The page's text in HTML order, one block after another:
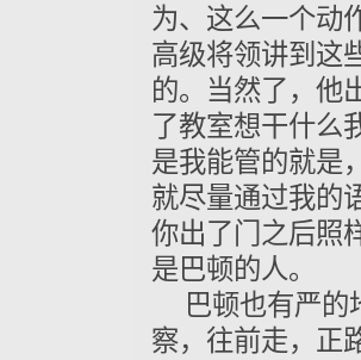
为、这么一个动
高级将领讲到这
的。当然了，他
了教室想干什么
是我能管的就是
就尽量通过我的
你出了门之后照
是巴顿的人。
巴顿也有严
察，往前走， 正